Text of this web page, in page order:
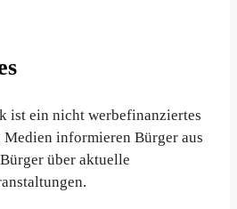
ist ein nicht werbefinanziertes
informieren Bürger aus
über aktuelle